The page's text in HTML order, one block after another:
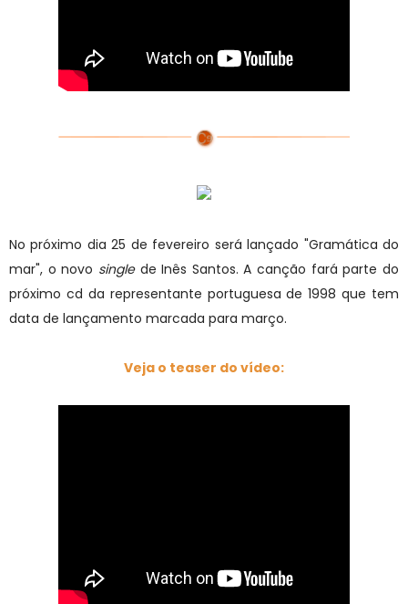
No próximo dia 25 de fevereiro será lançado "Gramática do
mar", o novo singlede Inês Santos. A canção fará parte do
próximo cd da representante portuguesa de 1998 que tem
data de lançamento marcada para março.
Veja o teaser do vídeo: